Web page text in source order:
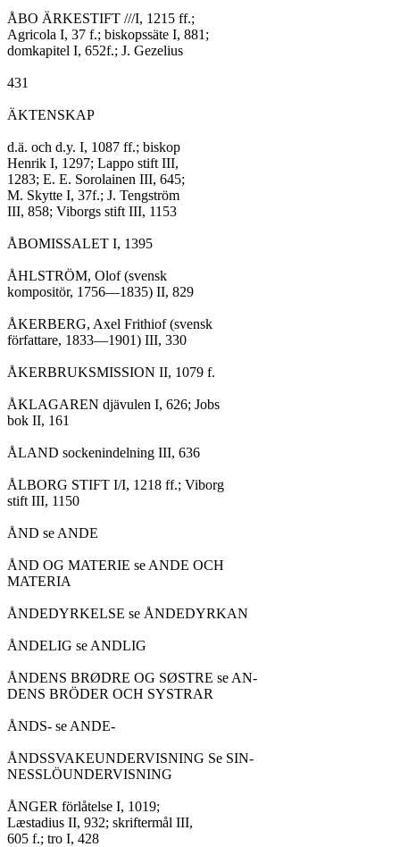
ÅBO ÄRKESTIFT ///I, 1215 ff.;
Agricola I, 37 f.; biskopssäte I, 881;
domkapitel I, 652f.; J. Gezelius
431
ÄKTENSKAP
d.ä. och d.y. I, 1087 ff.; biskop
Henrik I, 1297; Lappo stift III,
1283; E. E. Sorolainen III, 645;
M. Skytte I, 37f.; J. Tengström
III, 858; Viborgs stift III, 1153
ÅBOMISSALET I, 1395
ÅHLSTRÖM, Olof (svensk
kompositör, 1756—1835) II, 829
ÅKERBERG, Axel Frithiof (svensk
författare, 1833—1901) III, 330
ÅKERBRUKSMISSION II, 1079 f.
ÅKLAGAREN djävulen I, 626; Jobs
bok II, 161
ÅLAND sockenindelning III, 636
ÅLBORG STIFT I/I, 1218 ff.; Viborg
stift III, 1150
ÅND se ANDE
ÅND OG MATERIE se ANDE OCH
MATERIA
ÅNDEDYRKELSE se ÅNDEDYRKAN
ÅNDELIG se ANDLIG
ÅNDENS BRØDRE OG SØSTRE se AN-
DENS BRÖDER OCH SYSTRAR
ÅNDS- se ANDE-
ÅNDSSVAKEUNDERVISNING Se SIN-
NESSLÖUNDERVISNING
ÅNGER förlåtelse I, 1019;
Læstadius II, 932; skriftermål III,
605 f.; tro I, 428